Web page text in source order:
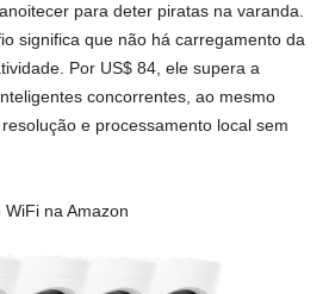
para deter piratas na varanda.
significa que não há carregamento da
Por US$ 84, ele supera a
concorrentes, ao mesmo
e processamento local sem
na Amazon